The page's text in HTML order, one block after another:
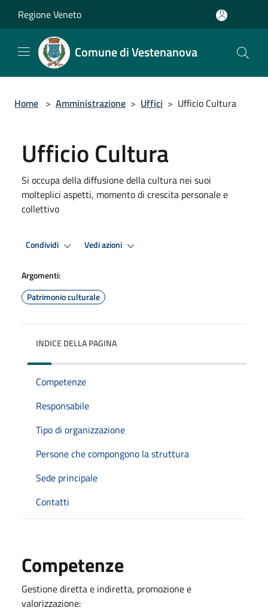
Regione Veneto
Comune di Vestenanova
Home > Amministrazione > Uffici > Ufficio Cultura
Ufficio Cultura
Si occupa della diffusione della cultura nei suoi
molteplici aspetti, momento di crescita personale e
collettivo
Condividi Vedi azioni
Argomenti:
Patrimonio culturale
INDICE DELLA PAGINA
Competenze
Responsabile
Tipo di organizzazione
Persone che compongono la struttura
Sede principale
Contatti
Competenze
Gestione diretta e indiretta, promozione e
valorizzazione: